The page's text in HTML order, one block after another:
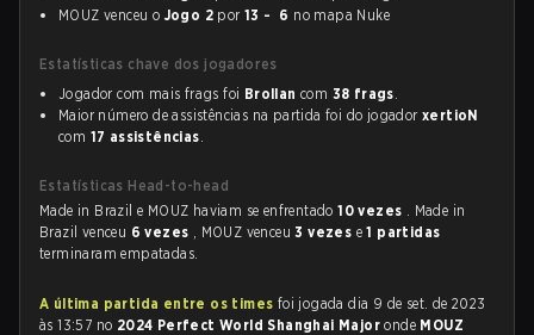
MOUZ venceu o Jogo 2 por13 - 6 no mapa Nuke
Estatísticas chave dos jogadores
Jogador com mais frags foi Brollan com 38 frags.
Maior número de assistências na partida foi do jogador xertioN
com 17 assistências.
Estatísticas Head-to-head
Made in Brazil e MOUZ haviam se enfrentado10 vezes . Made in
Brazil venceu 6 vezes , MOUZ venceu3 vezes e1 partidas
terminaram empatadas.
A última partida entre os times foi jogada dia 9 de set. de 2023
às 13:57 no 2024 Perfect World Shanghai Majoronde MOUZ